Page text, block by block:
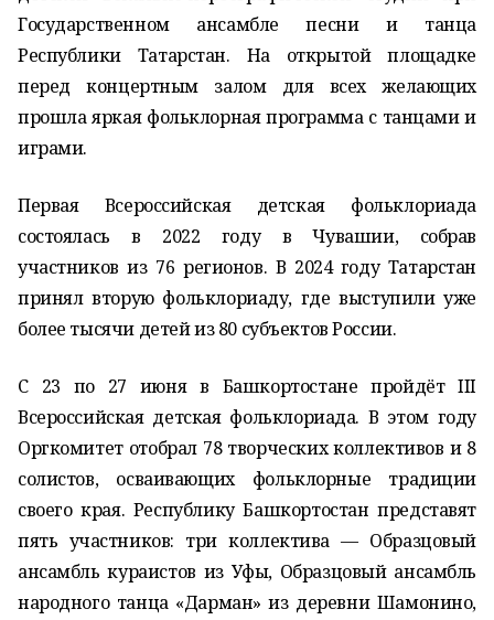
Государственном ансамбле песни и танца
Республики Татарстан. На открытой площадке
перед концертным залом для всех желающих
прошла яркая фольклорная программа с танцами и
играми.
Первая Всероссийская детская фольклориада
состоялась в 2022 году в Чувашии, собрав
участников из 76 регионов. В 2024 году Татарстан
принял вторую фольклориаду, где выступили уже
более тысячи детей из 80 субъектов России.
С 23 по 27 июня в Башкортостане пройдёт III
Всероссийская детская фольклориада. В этом году
Оргкомитет отобрал 78 творческих коллективов и 8
солистов, осваивающих фольклорные традиции
своего края. Республику Башкортостан представят
пять участников: три коллектива — Образцовый
ансамбль кураистов из Уфы, Образцовый ансамбль
народного танца «Дарман» из деревни Шамонино,